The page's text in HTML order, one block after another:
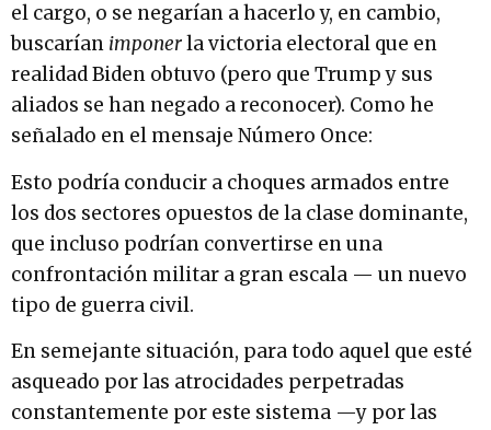
el cargo, o se negarían a hacerlo y, en cambio,
buscarían imponerla victoria electoral que en
realidad Biden obtuvo (pero que Trump y sus
aliados se han negado a reconocer). Como he
señalado en el mensaje Número Once:
Esto podría conducir a choques armados entre
los dos sectores opuestos de la clase dominante,
que incluso podrían convertirse en una
confrontación militar a gran escala — un nuevo
tipo de guerra civil.
En semejante situación, para todo aquel que esté
asqueado por las atrocidades perpetradas
constantemente por este sistema —y por las